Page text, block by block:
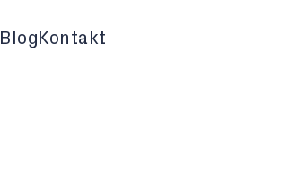
Blog Kontakt